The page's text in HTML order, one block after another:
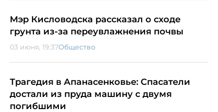
Мэр Кисловодска рассказал о сходе
грунта из-за переувлажнения почвы
03 июня, 19:37Общество
Трагедия в Апанасенковье: Спасатели
достали из пруда машину с двумя
погибшими